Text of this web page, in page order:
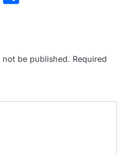
not be published. Required